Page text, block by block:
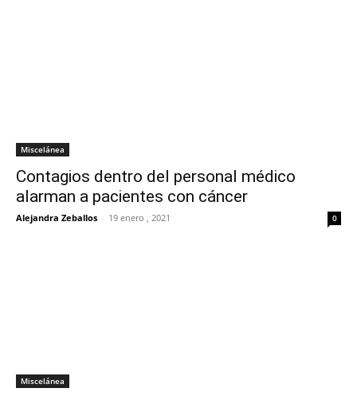
Miscelánea
Contagios dentro del personal médico
alarman a pacientes con cáncer
Alejandra Zeballos - 19 enero , 2021 0
Miscelánea